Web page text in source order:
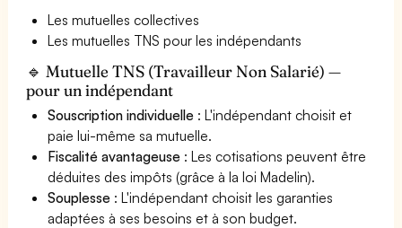
Les mutuelles collectives
Les mutuelles TNS pour les indépendants
🔹 Mutuelle TNS (Travailleur Non Salarié) —
pour un indépendant
Souscription individuelle : L'indépendant choisit et
paie lui-même sa mutuelle.
Fiscalité avantageuse : Les cotisations peuvent être
déduites des impôts (grâce à la loi Madelin).
Souplesse : L'indépendant choisit les garanties
adaptées à ses besoins et à son budget.